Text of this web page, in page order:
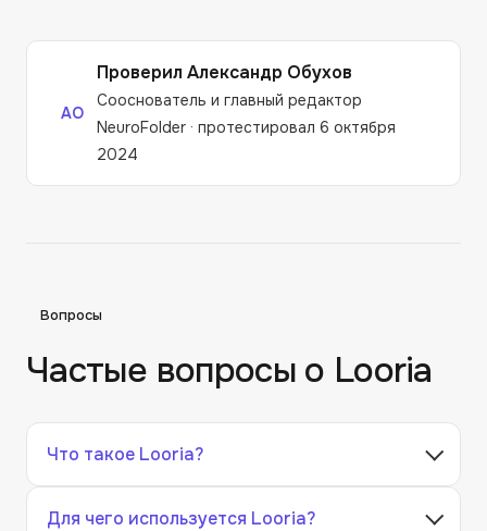
АО
Проверил Александр Обухов
Сооснователь и главный редактор
NeuroFolder · протестировал 6 октября
2024
Вопросы
Частые вопросы о Looria
Что такое Looria?
Для чего используется Looria?